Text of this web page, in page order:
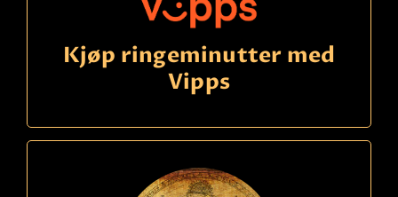
Kjøp ringeminutter med
Vipps